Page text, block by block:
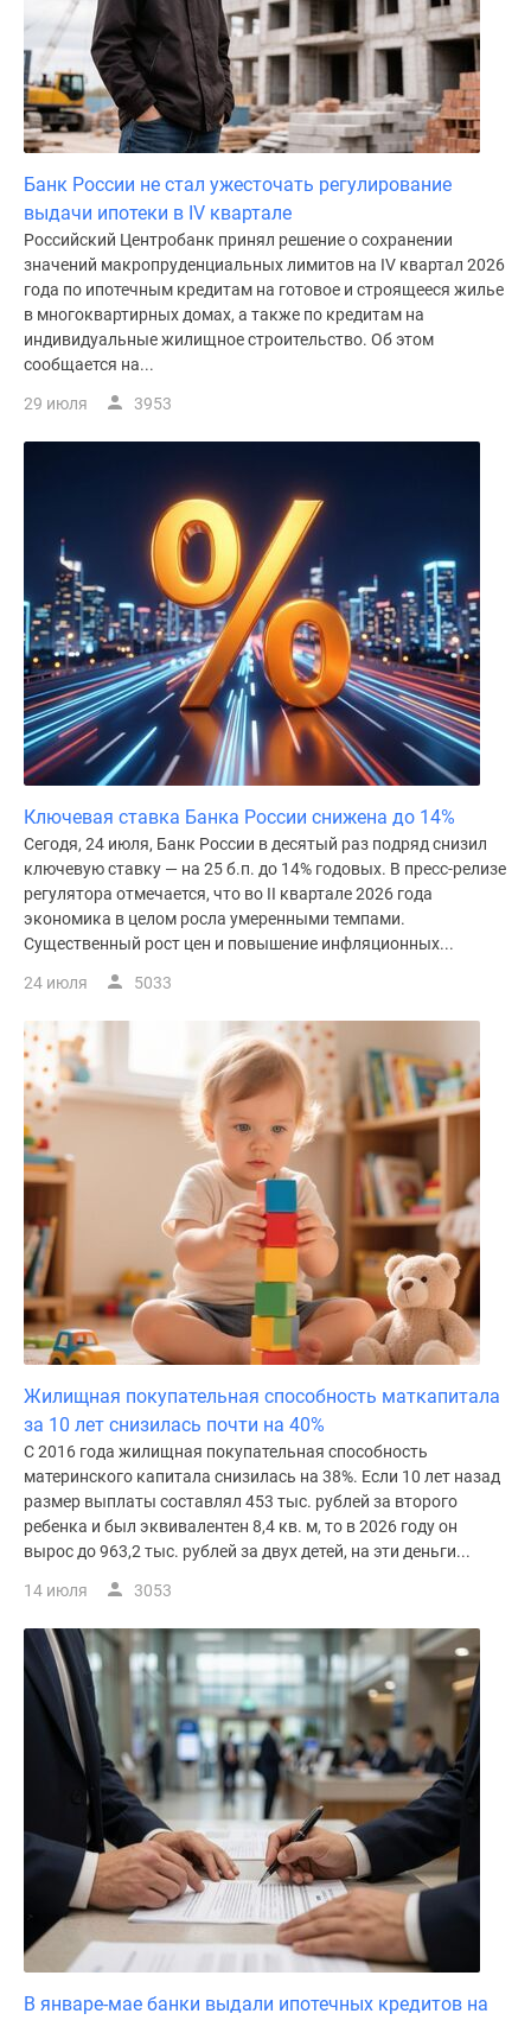
Дома
коттеджи
Коттеджные
поселки
Новой
Москве
Готовые
коттеджные
поселки
Строящиеся
коттеджные
Коттеджные
поселки
поселки
водоема
Коттеджные
поселки
ипотеку
Бизнес-
центры
Коттеджи
Скидки
акции
Макс
Банк России не стал ужесточать регулирование
выдачи ипотеки в IV квартале
Российский Центробанк принял решение о сохранении
значений макропруденциальных лимитов на IV квартал 2026
года по ипотечным кредитам на готовое и строящееся жилье
в многоквартирных домах, а также по кредитам на
индивидуальные жилищное строительство. Об этом
сообщается на...
29 июля 3953
Ключевая ставка Банка России снижена до 14%
Сегодя, 24 июля, Банк России в десятый раз подряд снизил
ключевую ставку — на 25 б.п. до 14% годовых. В пресс-релизе
регулятора отмечается, что во II квартале 2026 года
экономика в целом росла умеренными темпами.
Существенный рост цен и повышение инфляционных...
24 июля 5033
Жилищная покупательная способность маткапитала
за 10 лет снизилась почти на 40%
С 2016 года жилищная покупательная способность
материнского капитала снизилась на 38%. Если 10 лет назад
размер выплаты составлял 453 тыс. рублей за второго
ребенка и был эквивалентен 8,4 кв. м, то в 2026 году он
вырос до 963,2 тыс. рублей за двух детей, на эти деньги...
14 июля 3053
В январе-мае банки выдали ипотечных кредитов на